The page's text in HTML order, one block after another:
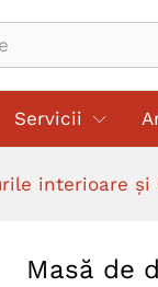
Servicii
interioare şi
Masă de
şi laterale